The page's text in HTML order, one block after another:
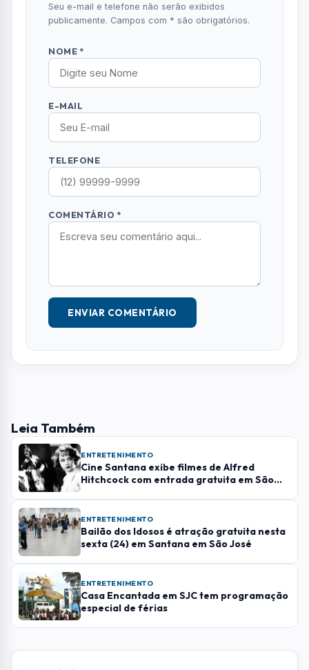
Comentários (0)
Nenhum comentário publicado ainda. Seja o
primeiro a comentar!
Deixe seu Comentário
Seu e-mail e telefone não serão exibidos
publicamente. Campos com * são obrigatórios.
E-MAIL
COMENTÁRIO *
ENVIAR COMENTÁRIO
Leia Também